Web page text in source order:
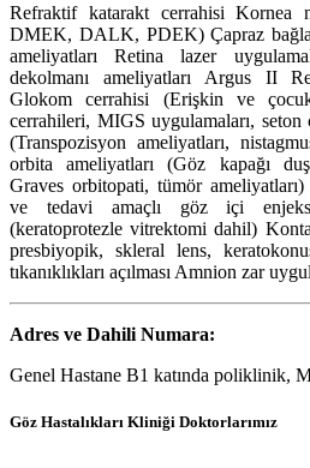
Refraktif katarakt cerrahisi
DMEK, DALK, PDEK) Çapraz
ameliyatları Retina lazer
dekolmanı ameliyatları Argus II
Glokom cerrahisi (Erişkin ve
cerrahileri, MIGS uygulamaları, seton
(Transpozisyon ameliyatları,
orbita ameliyatları (Göz kapağı
Graves orbitopati, tümör
ve tedavi amaçlı göz içi
(keratoprotezle vitrektomi dahil)
presbiyopik, skleral lens,
tıkanıklıkları açılması Amnion zar
Adres ve Dahili Numara:
Genel Hastane B1 katında poliklinik,
Göz Hastalıkları Kliniği Doktorlarımız